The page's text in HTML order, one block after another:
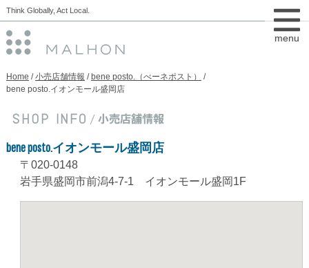
Think Globally, Act Local.
Home 小売店舗情報
bene posto.（べーネポスト）
bene posto.イオンモール盛岡店
menu
bene posto.イオンモール盛岡店
〒020-0148
岩手県盛岡市前潟4-7-1 イオンモール盛岡1F